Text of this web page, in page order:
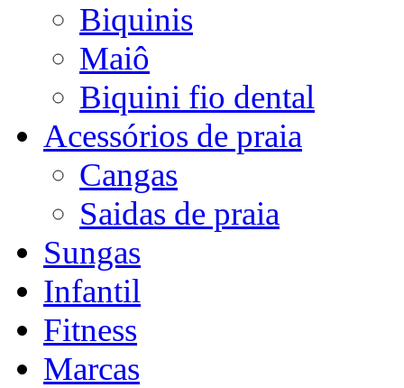
Biquinis
Maiô
Biquini fio dental
Acessórios de praia
Cangas
Saidas de praia
Sungas
Infantil
Fitness
Marcas